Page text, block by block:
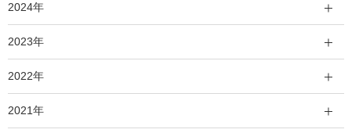
2024年
2023年
2022年
2021年